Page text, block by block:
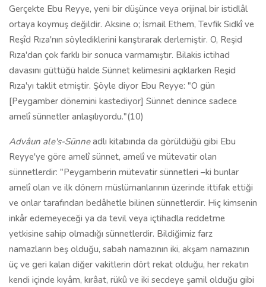
Gerçekte Ebu Reyye, yeni bir düşünce veya orijinal bir istidlâl
ortaya koymuş değildir. Aksine o; İsmail Ethem, Tevfik Sıdkî ve
Reşîd Rıza'nın söylediklerini karıştırarak derlemiştir. O, Reşid
Rıza'dan çok farklı bir sonuca varmamıştır. Bilakis ictihad
davasını güttüğü halde Sünnet kelimesini açıklarken Reşid
Rıza'yı taklit etmiştir. Şöyle diyor Ebu Reyye: "O gün
[Peygamber dönemini kastediyor] Sünnet denince sadece
amelî sünnetler anlaşılıyordu."(10)
Advâun ale's-Sünneadlı kitabında da görüldüğü gibi Ebu
Reyye'ye göre amelî sünnet, amelî ve mütevatir olan
sünnetlerdir: "Peygamberin mütevatir sünnetleri –ki bunlar
amelî olan ve ilk dönem müslümanlarının üzerinde ittifak ettiği
ve onlar tarafından bedâhetle bilinen sünnetlerdir. Hiç kimsenin
inkâr edemeyeceği ya da tevil veya içtihadla reddetme
yetkisine sahip olmadığı sünnetlerdir. Bildiğimiz farz
namazların beş olduğu, sabah namazının iki, akşam namazının
üç ve geri kalan diğer vakitlerin dört rekat olduğu, her rekatın
kendi içinde kıyâm, kırâat, rükû ve iki secdeye şamil olduğu gibi